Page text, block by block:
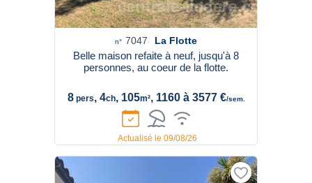
n° 7047 La Flotte
Belle maison refaite à neuf, jusqu'à 8
personnes, au coeur de la flotte.
8pers, 4ch, 105m², 1160 à 3577 €/sem.
Actualisé le 09/08/26